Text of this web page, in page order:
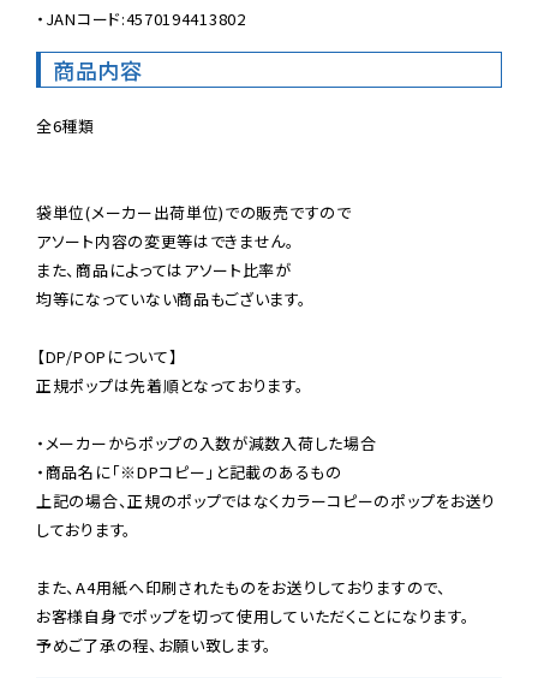
・JANコード:4570194413802
商品内容
全6種類
袋単位(メーカー出荷単位)での販売ですので
アソート内容の変更等はできません。
また、商品によってはアソート比率が
均等になっていない商品もございます。
【DP/POPについて】
正規ポップは先着順となっております。
・メーカーからポップの入数が減数入荷した場合
・商品名に「※DPコピー」と記載のあるもの
上記の場合、正規のポップではなくカラーコピーのポップをお送り
しております。
また、A4用紙へ印刷されたものをお送りしておりますので、
お客様自身でポップを切って使用していただくことになります。
予めご了承の程、お願い致します。